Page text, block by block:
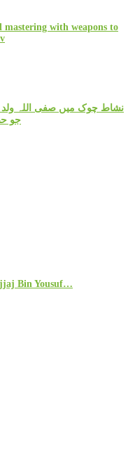
mastering with weapons to
نشاط چوک میں صفی اللہ ولد
جو
Bin Yousuf…